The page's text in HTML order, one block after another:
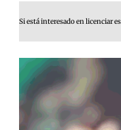
Si está interesado en licenciar